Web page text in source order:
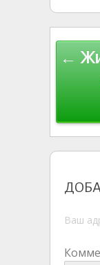
по
←
Ваш